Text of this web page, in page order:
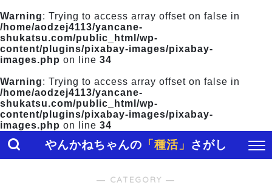
Warning: Trying to access array offset on false in
/home/aodzej4113/yancane-
shukatsu.com/public_html/wp-
content/plugins/pixabay-images/pixabay-
images.php on line 34
Warning: Trying to access array offset on false in
/home/aodzej4113/yancane-
shukatsu.com/public_html/wp-
content/plugins/pixabay-images/pixabay-
images.php on line 34
やんかねちゃんの 「種活」 さがし
― CATEGORY ―